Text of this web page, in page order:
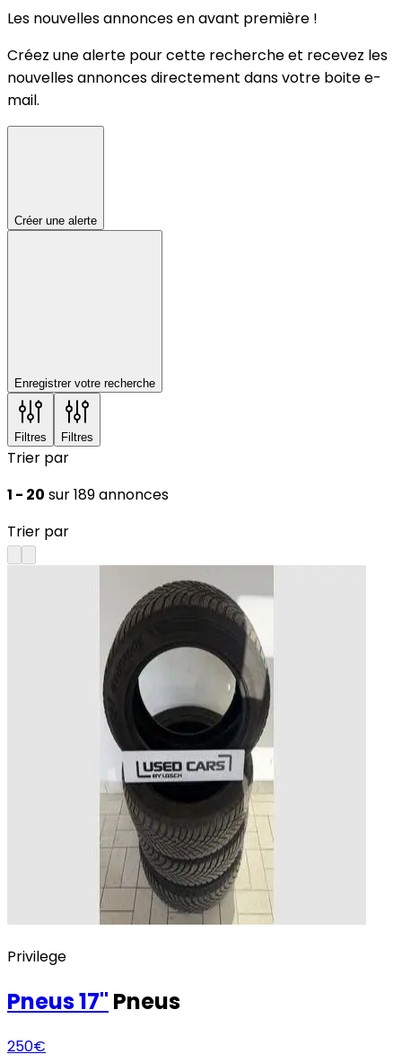
Les nouvelles annonces en avant première !
Créez une alerte pour cette recherche et recevez les
nouvelles annonces directement dans votre boite e-
mail.
Créer une alerte
Enregistrer votre recherche
Filtres Filtres
Trier par
1 - 20 sur 189 annonces
Trier par
Privilege
Pneus17" Pneus
250€